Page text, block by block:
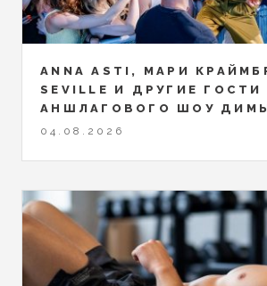
ANNA ASTI, МАРИ
SEVILLE И ДРУГИЕ ГОСТИ
АНШЛАГОВОГО ШОУ
04.08.2026